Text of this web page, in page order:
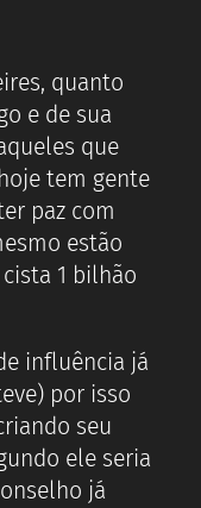
quanto
e de sua
que
tem gente
paz com
estão
1 bilhão
influência já
por isso
seu
ele seria
já